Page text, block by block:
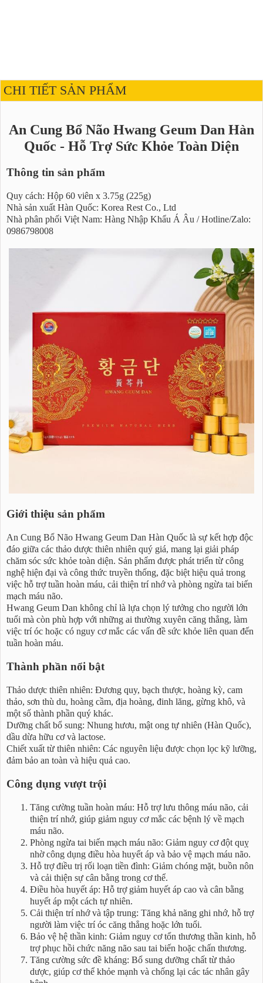
CHI TIẾT SẢN PHẨM
An Cung Bổ Não Hwang Geum Dan Hàn
Quốc - Hỗ Trợ Sức Khỏe Toàn Diện
Thông tin sản phẩm
Quy cách: Hộp 60 viên x 3.75g (225g)
Nhà sản xuất Hàn Quốc: Korea Rest Co., Ltd
Nhà phân phối Việt Nam: Hàng Nhập Khẩu Á Âu / Hotline/Zalo:
0986798008
Giới thiệu sản phẩm
An Cung Bổ Não Hwang Geum Dan Hàn Quốc là sự kết hợp độc
đáo giữa các thảo dược thiên nhiên quý giá, mang lại giải pháp
chăm sóc sức khỏe toàn diện. Sản phẩm được phát triển từ công
nghệ hiện đại và công thức truyền thống, đặc biệt hiệu quả trong
việc hỗ trợ tuần hoàn máu, cải thiện trí nhớ và phòng ngừa tai biến
mạch máu não.
Hwang Geum Dan không chỉ là lựa chọn lý tưởng cho người lớn
tuổi mà còn phù hợp với những ai thường xuyên căng thẳng, làm
việc trí óc hoặc có nguy cơ mắc các vấn đề sức khỏe liên quan đến
tuần hoàn máu.
Thành phần nổi bật
Thảo dược thiên nhiên: Đương quy, bạch thược, hoàng kỳ, cam
thảo, sơn thù du, hoàng cầm, địa hoàng, đinh lăng, gừng khô, và
một số thành phần quý khác.
Dưỡng chất bổ sung: Nhung hươu, mật ong tự nhiên (Hàn Quốc),
dầu dừa hữu cơ và lactose.
Chiết xuất từ thiên nhiên: Các nguyên liệu được chọn lọc kỹ lưỡng,
đảm bảo an toàn và hiệu quả cao.
Công dụng vượt trội
Tăng cường tuần hoàn máu: Hỗ trợ lưu thông máu não, cải
thiện trí nhớ, giúp giảm nguy cơ mắc các bệnh lý về mạch
máu não.
Phòng ngừa tai biến mạch máu não: Giảm nguy cơ đột quỵ
nhờ công dụng điều hòa huyết áp và bảo vệ mạch máu não.
Hỗ trợ điều trị rối loạn tiền đình: Giảm chóng mặt, buồn nôn
và cải thiện sự cân bằng trong cơ thể.
Điều hòa huyết áp: Hỗ trợ giảm huyết áp cao và cân bằng
huyết áp một cách tự nhiên.
Cải thiện trí nhớ và tập trung: Tăng khả năng ghi nhớ, hỗ trợ
người làm việc trí óc căng thẳng hoặc lớn tuổi.
Bảo vệ hệ thần kinh: Giảm nguy cơ tổn thương thần kinh, hỗ
trợ phục hồi chức năng não sau tai biến hoặc chấn thương.
Tăng cường sức đề kháng: Bổ sung dưỡng chất từ thảo
dược, giúp cơ thể khỏe mạnh và chống lại các tác nhân gây